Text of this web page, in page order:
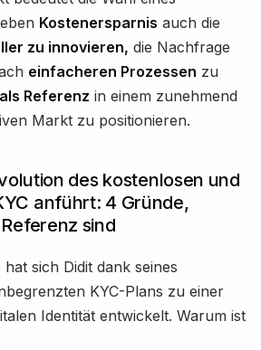
Kostenersparnis auch die
zu innovieren, die Nachfrage
einfacheren Prozessen zu
als Referenz in einem zunehmend
Markt zu positionieren.
des kostenlosen und
anführt: 4 Gründe,
sind
sich Didit dank seines
KYC-Plans zu einer
Identität entwickelt. Warum ist